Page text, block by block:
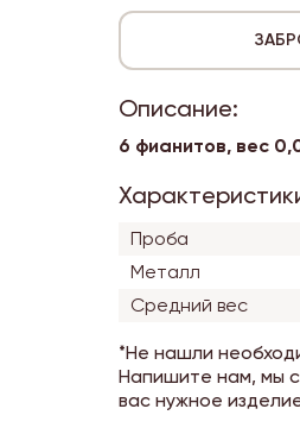
Описание:
6 фианитов, вес
Проба
Металл
Средний вес
*Не нашли
Напишите нам, мы
вас нужное